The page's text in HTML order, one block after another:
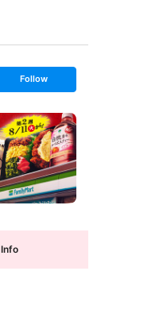
s
t
o
l
l
o
w
Follow
Info